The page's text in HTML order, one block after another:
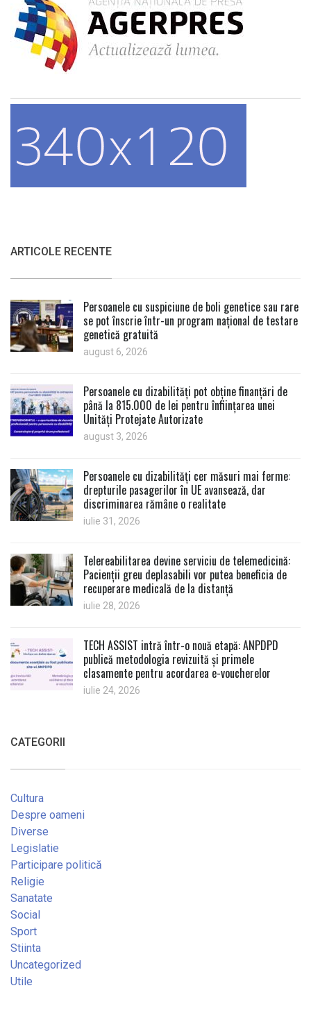
ARTICOLE RECENTE
Persoanele cu suspiciune de boli genetice sau rare
se pot înscrie într-un program național de testare
genetică gratuită
august 6, 2026
Persoanele cu dizabilități pot obține finanțări de
până la 815.000 de lei pentru înființarea unei
Unități Protejate Autorizate
august 3, 2026
Persoanele cu dizabilități cer măsuri mai ferme:
drepturile pasagerilor în UE avansează, dar
discriminarea rămâne o realitate
iulie 31, 2026
Telereabilitarea devine serviciu de telemedicină:
Pacienții greu deplasabili vor putea beneficia de
recuperare medicală de la distanță
iulie 28, 2026
TECH ASSIST intră într-o nouă etapă: ANPDPD
publică metodologia revizuită și primele
clasamente pentru acordarea e-voucherelor
iulie 24, 2026
CATEGORII
Cultura
Despre oameni
Diverse
Legislatie
Participare politică
Religie
Sanatate
Social
Sport
Stiinta
Uncategorized
Utile